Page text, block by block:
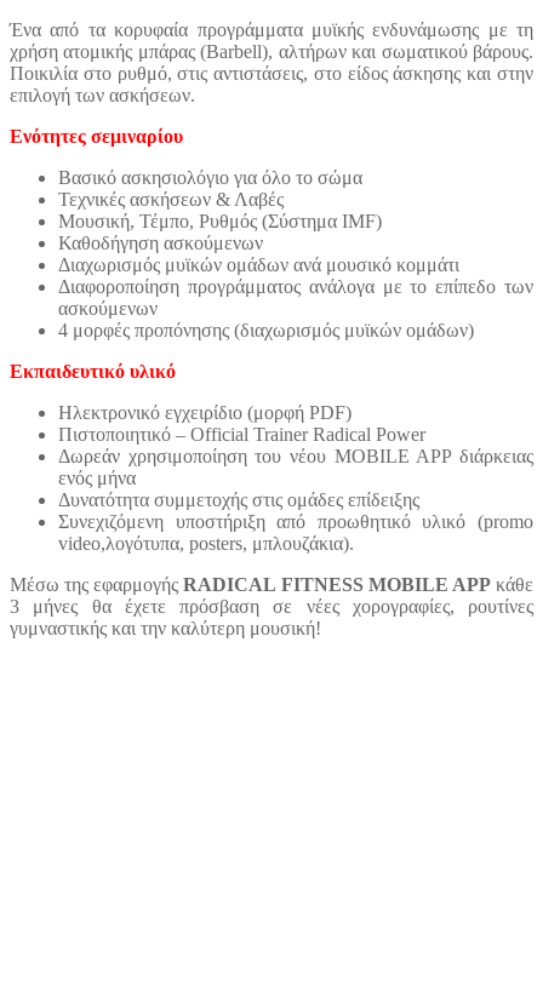
Ένα από τα κορυφαία προγράμματα μυϊκής ενδυνάμωσης με τη
χρήση ατομικής μπάρας (Barbell), αλτήρων και σωματικού βάρους.
Ποικιλία στο ρυθμό, στις αντιστάσεις, στο είδος άσκησης και στην
επιλογή των ασκήσεων.
Ενότητες σεμιναρίου
Βασικό ασκησιολόγιο για όλο το σώμα
Τεχνικές ασκήσεων & Λαβές
Μουσική, Τέμπο, Ρυθμός (Σύστημα IMF)
Καθοδήγηση ασκούμενων
Διαχωρισμός μυϊκών ομάδων ανά μουσικό κομμάτι
Διαφοροποίηση προγράμματος ανάλογα με το επίπεδο των
ασκούμενων
4 μορφές προπόνησης (διαχωρισμός μυϊκών ομάδων)
Εκπαιδευτικό υλικό
Ηλεκτρονικό εγχειρίδιο (μορφή PDF)
Πιστοποιητικό – Official Trainer Radical Power
Δωρεάν χρησιμοποίηση του νέου MOBILE APP διάρκειας
ενός μήνα
Δυνατότητα συμμετοχής στις ομάδες επίδειξης
Συνεχιζόμενη υποστήριξη από προωθητικό υλικό (promo
video,λογότυπα, posters, μπλουζάκια).
Μέσω της εφαρμογήςRADICAL FITNESS MOBILE APPκάθε
3 μήνες θα έχετε πρόσβαση σε νέες χορογραφίες, ρουτίνες
γυμναστικής και την καλύτερη μουσική!